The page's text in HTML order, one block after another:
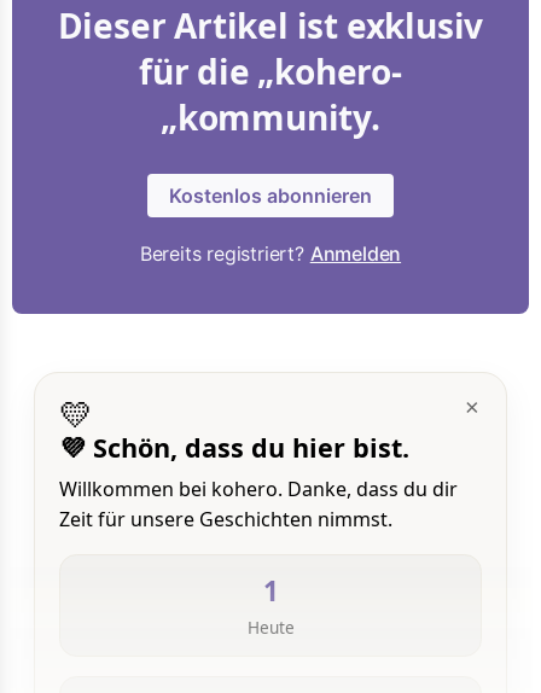
Dieser Artikel ist exklusiv
für die „kohero-
„kommunity.
Kostenlos abonnieren
Bereits registriert? Anmelden
×
💛
💜 Schön, dass du hier bist.
Willkommen bei kohero. Danke, dass du dir
Zeit für unsere Geschichten nimmst.
1
Heute